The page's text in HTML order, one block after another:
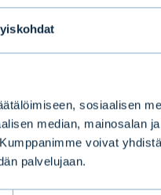
sosiaalisen
median, mainosalan
voivat
palvelujaan.
salkku